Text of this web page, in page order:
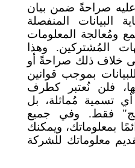
صراحةً ضمن بيان
البيانات المنفصلة
ومُعالجة المعلومات
المُشتركين. وهذا
خلاف ذلك صراحةً أو
بموجب قوانين
فلن نُعتبر كطرف
تسمية مُماثلة، بل
فقط. وفي جميع
بمعلوماتك، ويمكنك
معلوماتك للشركة